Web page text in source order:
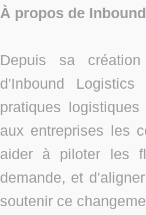
À propos de
Depuis sa
d'Inbound
pratiques
aux entreprises les
aider à piloter les
demande, et
soutenir ce